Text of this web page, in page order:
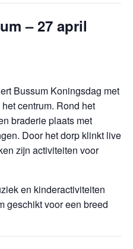
– 27 april
Bussum Koningsdag met
centrum. Rond het
braderie plaats met
Door het dorp klinkt live
zijn activiteiten voor
en kinderactiviteiten
geschikt voor een breed